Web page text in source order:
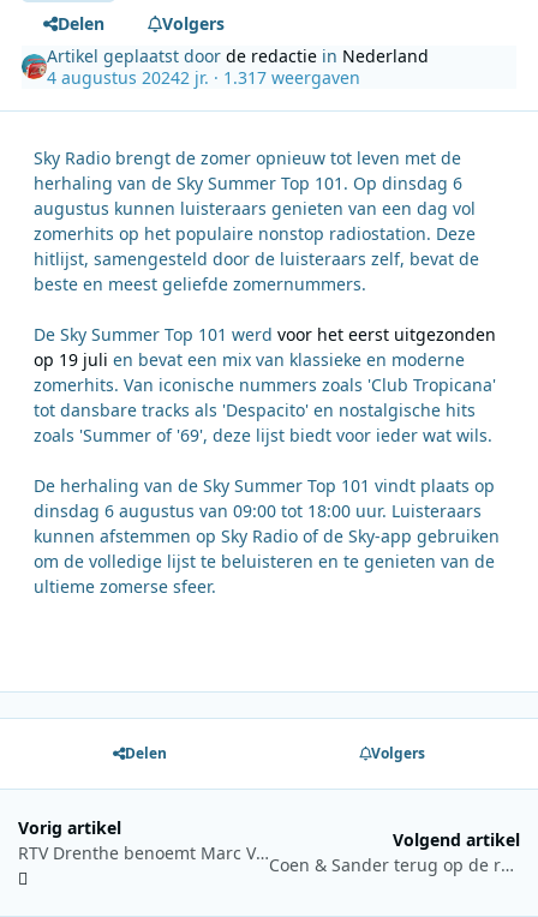
Delen
Volgers
Artikel geplaatst doorde redactie in Nederland
4 augustus 20242 jr. · 1.317 weergaven
Sky Radio brengt de zomer opnieuw tot leven met de
herhaling van de Sky Summer Top 101. Op dinsdag 6
augustus kunnen luisteraars genieten van een dag vol
zomerhits op het populaire nonstop radiostation. Deze
hitlijst, samengesteld door de luisteraars zelf, bevat de
beste en meest geliefde zomernummers.
De Sky Summer Top 101 werd voor het eerst uitgezonden
op 19 juli en bevat een mix van klassieke en moderne
zomerhits. Van iconische nummers zoals 'Club Tropicana'
tot dansbare tracks als 'Despacito' en nostalgische hits
zoals 'Summer of '69', deze lijst biedt voor ieder wat wils.
De herhaling van de Sky Summer Top 101 vindt plaats op
dinsdag 6 augustus van 09:00 tot 18:00 uur. Luisteraars
kunnen afstemmen op Sky Radio of de Sky-app gebruiken
om de volledige lijst te beluisteren en te genieten van de
ultieme zomerse sfeer.
Delen Volgers
Vorig artikel
RTV Drenthe benoemt Marc Visch tot nieuwe directeur/hoofdredacteur
Volgend artikel
Coen & Sander terug op de radio en passen op huisdieren van luisteraars